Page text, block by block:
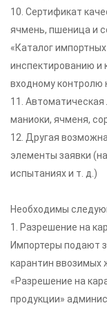
10. Сертификат
ячмень, пшеница и
«Каталог
инспектированию и
входному контролю
11.
маниоки, ячменя,
12. Другая
элементы заявки
испытаниях и т. д.)
Необходимы
1. Разрешение на
Импортеры подают
карантин ввозимых
«Разрешение на
продукции»